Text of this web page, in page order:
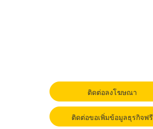
ติดต่อลงโฆษณา
ติดต่อขอเพิ่มข้อมูลธุรกิจฟรี